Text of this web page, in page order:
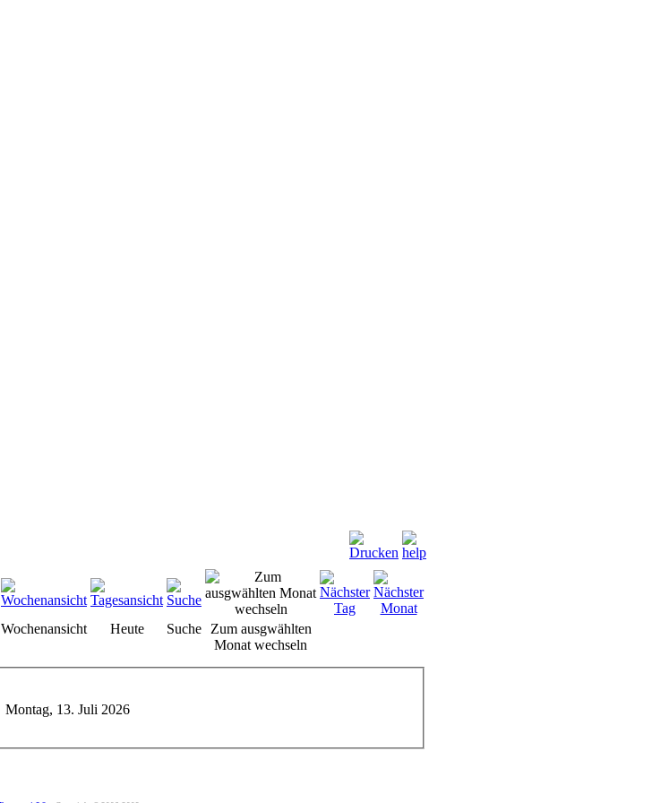
Wochenansicht Heute Suche
Zum ausgwählten
Monat wechseln
Montag, 13. Juli 2026